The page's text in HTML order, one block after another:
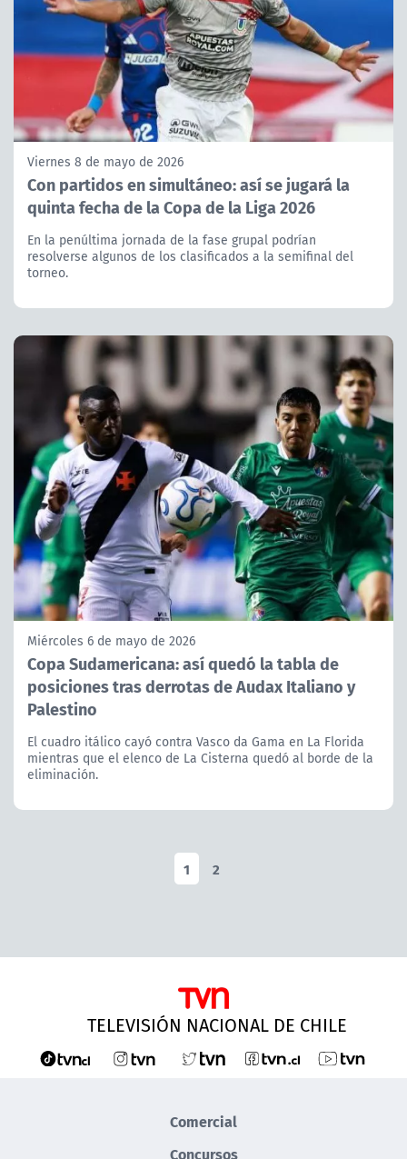
Viernes 8 de mayo de 2026
Con partidos en simultáneo: así se jugará la
quinta fecha de la Copa de la Liga 2026
En la penúltima jornada de la fase grupal podrían
resolverse algunos de los clasificados a la semifinal del
torneo.
Miércoles 6 de mayo de 2026
Copa Sudamericana: así quedó la tabla de
posiciones tras derrotas de Audax Italiano y
Palestino
El cuadro itálico cayó contra Vasco da Gama en La Florida
mientras que el elenco de La Cisterna quedó al borde de la
eliminación.
1 2
TELEVISIÓN NACIONAL DE CHILE
Comercial
Concursos